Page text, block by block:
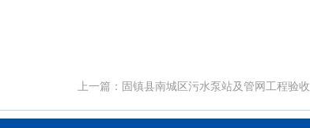
上一篇： 固镇县南城区污水泵站及管网工程验收